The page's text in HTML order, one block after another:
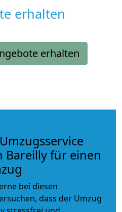
erhalten
erhalten
Bareilly für einen
bei diesen
dass der Umzug